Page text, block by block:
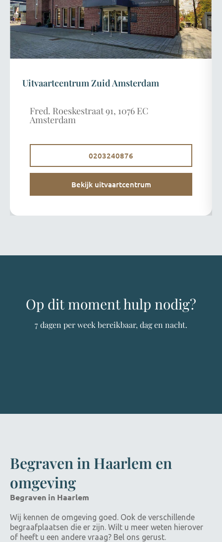
Uitvaartcentrum Zuid Amsterdam
Fred. Roeskestraat 91, 1076 EC
Amsterdam
0203240876
Bekijk uitvaartcentrum
Op dit moment hulp nodig?
7 dagen per week bereikbaar, dag en nacht.
Begraven in Haarlem en
omgeving
Begraven in Haarlem
Wij kennen de omgeving goed. Ook de verschillende
begraafplaatsen die er zijn. Wilt u meer weten hierover
of heeft u een andere vraag? Bel ons gerust.